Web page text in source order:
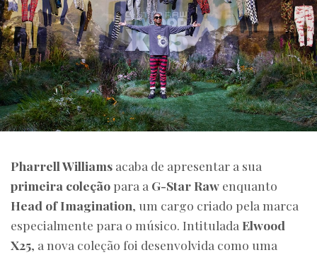
Pharrell Williams acaba de apresentar a sua
primeira coleção para a G-Star Raw enquanto
Head of Imagination , um cargo criado pela marca
especialmente para o músico. Intitulada Elwood
X25 , a nova coleção foi desenvolvida como uma